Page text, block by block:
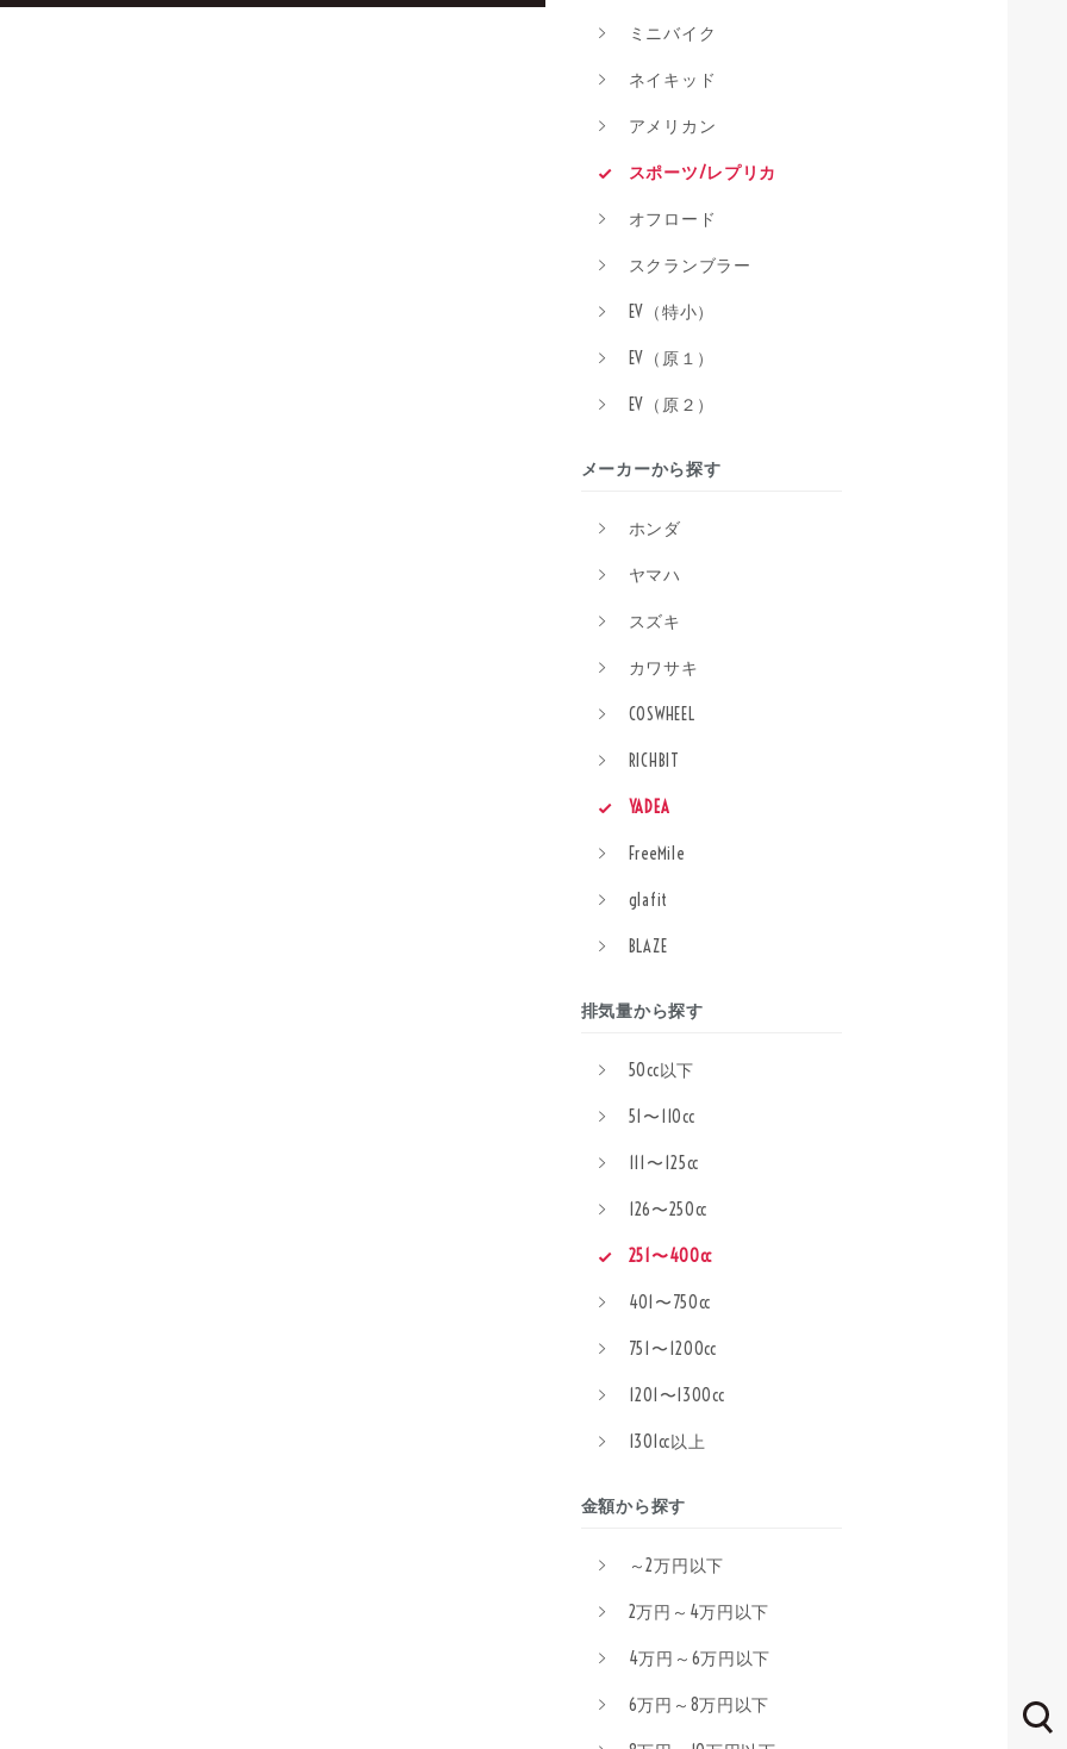
ミニバイク
ネイキッド
アメリカン
スポーツ/レプリカ
オフロード
スクランブラー
EV（特小）
EV（原１）
EV（原２）
メーカーから探す
ホンダ
ヤマハ
スズキ
カワサキ
COSWHEEL
RICHBIT
YADEA
FreeMile
glafit
BLAZE
排気量から探す
50cc以下
51〜110cc
111〜125cc
126〜250cc
251〜400cc
401〜750cc
751〜1200cc
1201〜1300cc
1301cc以上
金額から探す
～2万円以下
2万円～4万円以下
4万円～6万円以下
6万円～8万円以下